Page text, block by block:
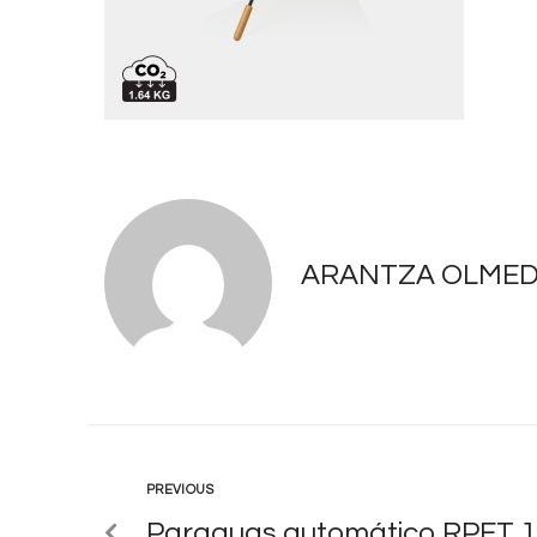
ARANTZA
PREVIOUS